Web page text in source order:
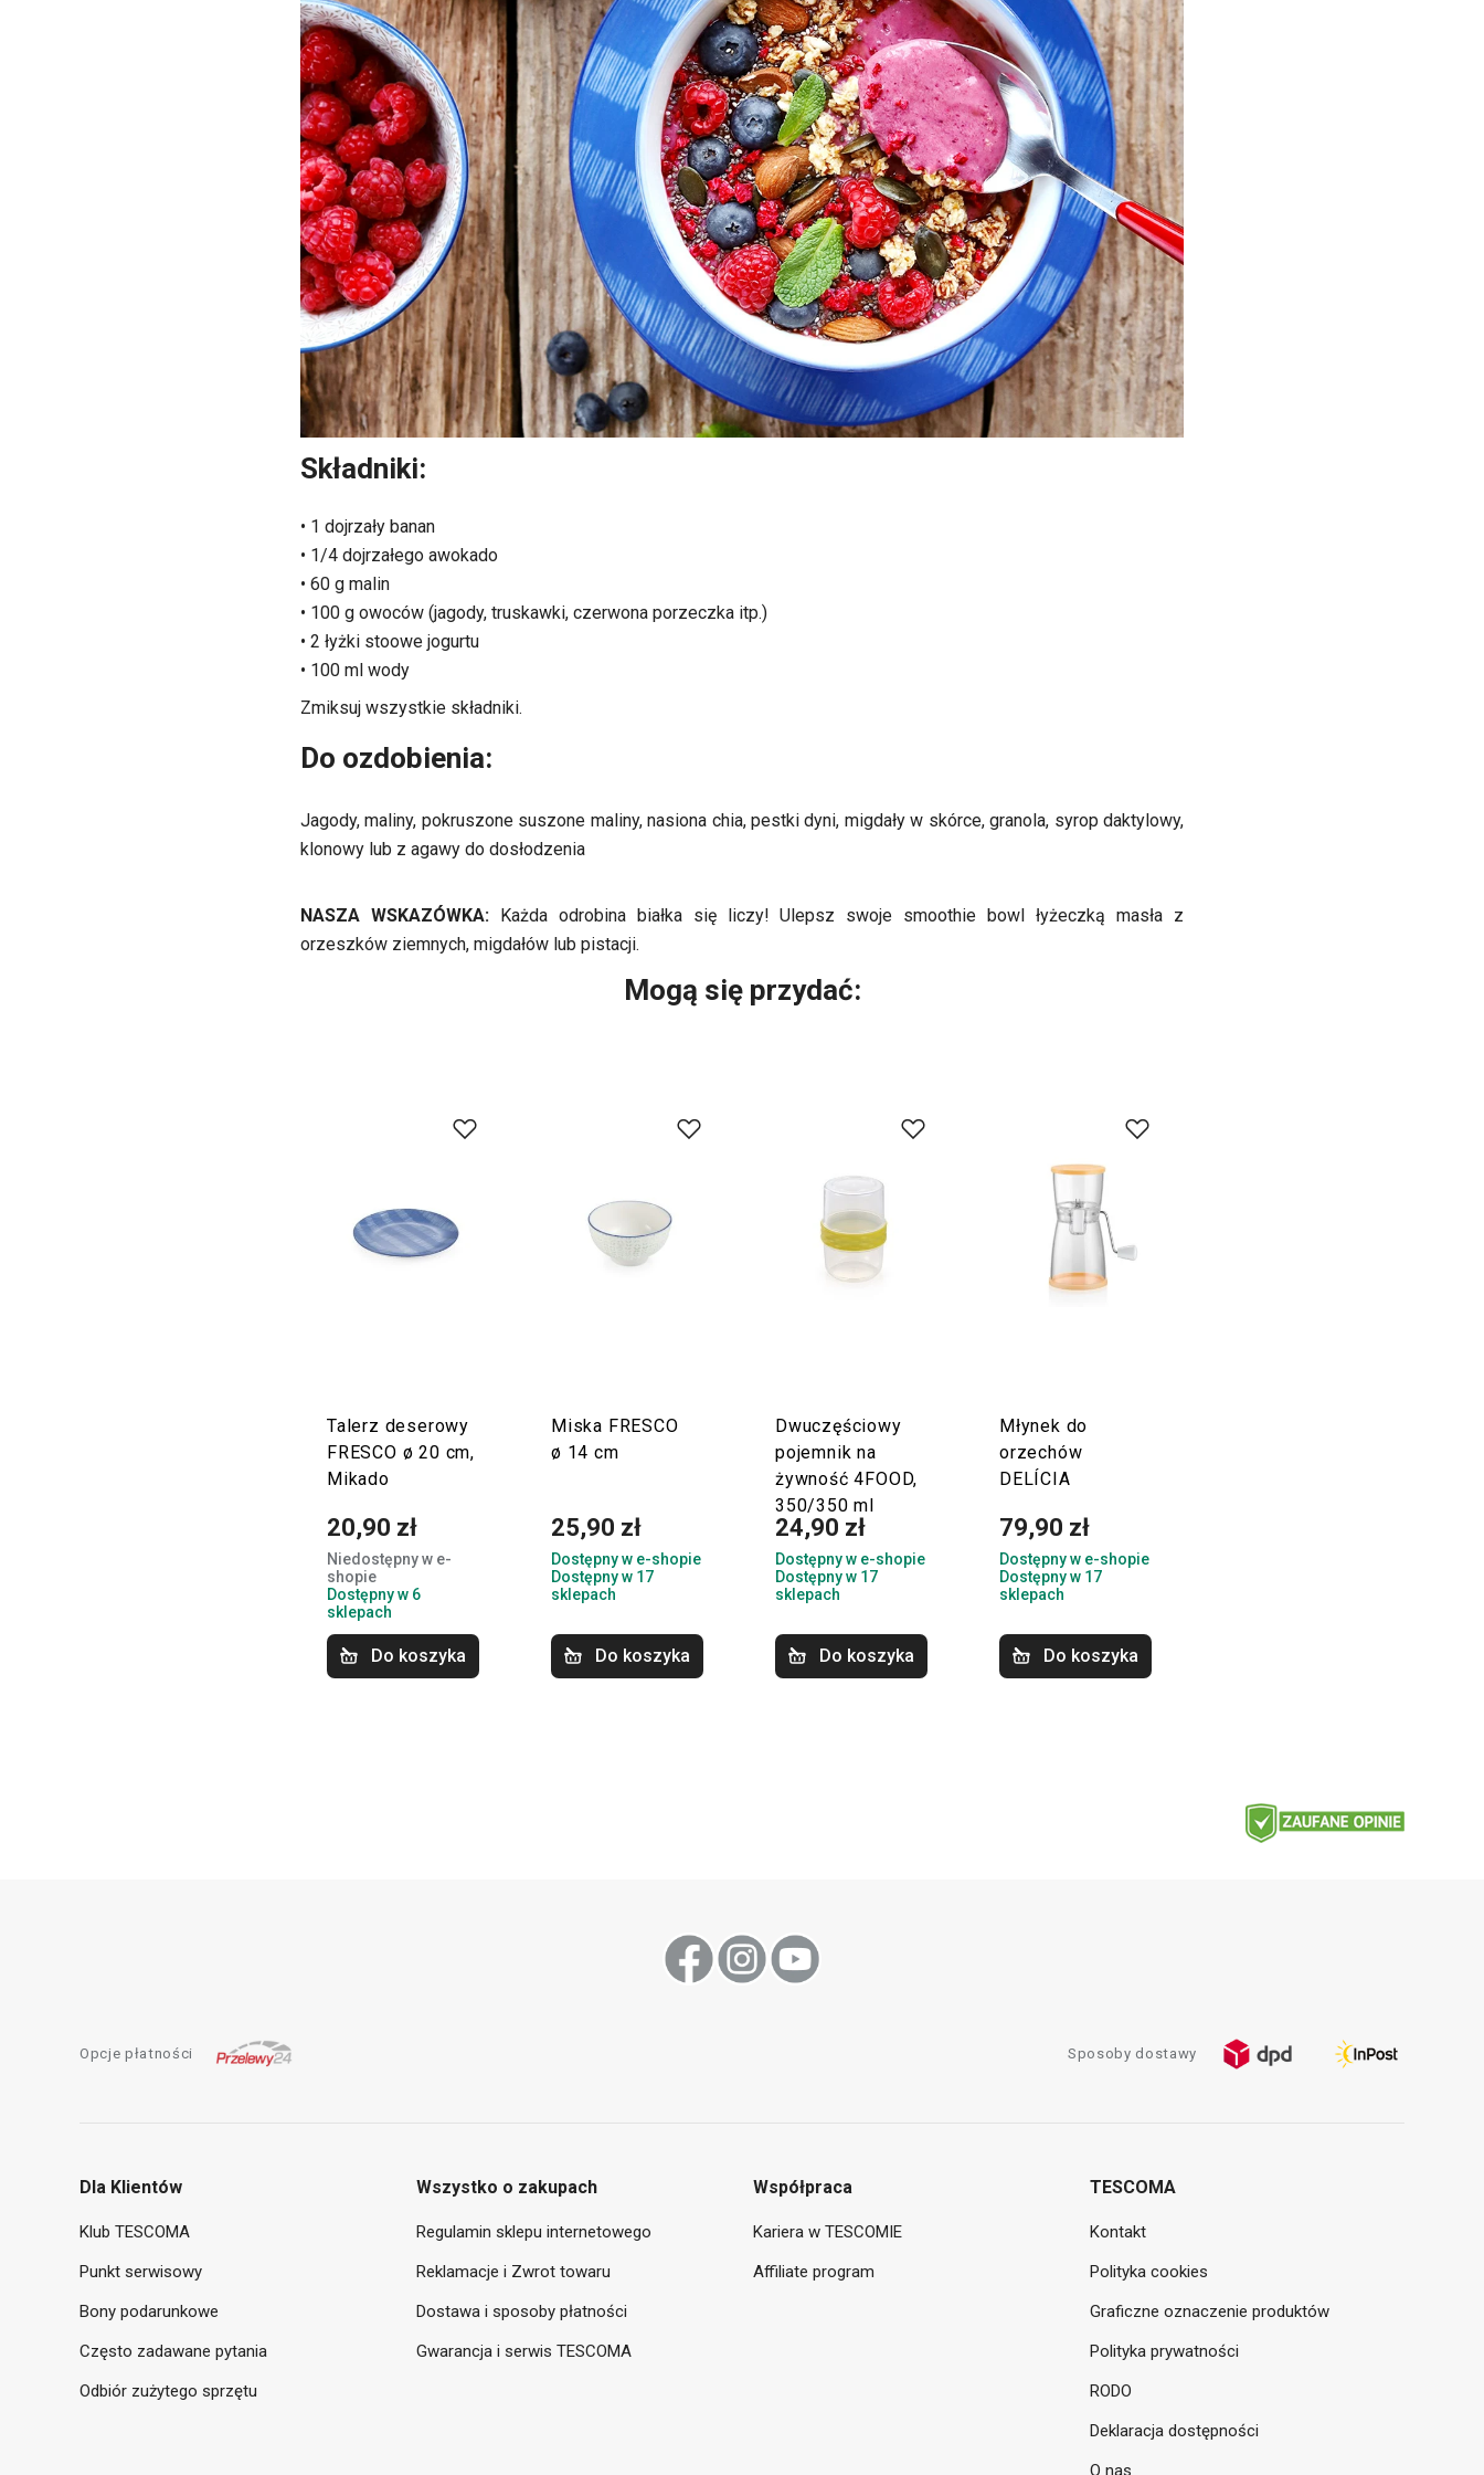
Składniki:
• 1 dojrzały banan
• 1/4 dojrzałego awokado
• 60 g malin
• 100 g owoców (jagody, truskawki, czerwona porzeczka itp.)
• 2 łyżki stoowe jogurtu
• 100 ml wody
Zmiksuj wszystkie składniki.
Do ozdobienia:
Jagody, maliny, pokruszone suszone maliny, nasiona chia, pestki dyni, migdały w skórce, granola, syrop daktylowy,
klonowy lub z agawy do dosłodzenia
NASZA WSKAZÓWKA:Każda odrobina białka się liczy! Ulepsz swoje smoothie bowl łyżeczką masła z
orzeszków ziemnych, migdałów lub pistacji.
Mogą się przydać:
Talerz deserowy
FRESCO ø 20 cm,
Mikado
20,90 zł
Niedostępny w e-
shopie
Dostępny w 6
sklepach
Do koszyka
Miska FRESCO
ø 14 cm
25,90 zł
Dostępny w e-shopie
Dostępny w 17
sklepach
Do koszyka
Dwuczęściowy
pojemnik na
żywność 4FOOD,
350/350 ml
24,90 zł
Dostępny w e-shopie
Dostępny w 17
sklepach
Do koszyka
Młynek do
orzechów
DELÍCIA
79,90 zł
Dostępny w e-shopie
Dostępny w 17
sklepach
Do koszyka
Opcje płatności Sposoby dostawy
Dla Klientów
Klub TESCOMA
Punkt serwisowy
Bony podarunkowe
Często zadawane pytania
Odbiór zużytego sprzętu
Wszystko o zakupach
Regulamin sklepu internetowego
Reklamacje i Zwrot towaru
Dostawa i sposoby płatności
Gwarancja i serwis TESCOMA
Współpraca
Kariera w TESCOMIE
Affiliate program
TESCOMA
Kontakt
Polityka cookies
Graficzne oznaczenie produktów
Polityka prywatności
RODO
Deklaracja dostępności
O nas